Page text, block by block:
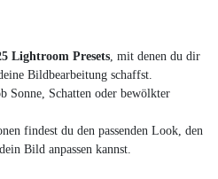
Lightroom Presets, mit denen du dir
Bildbearbeitung schaffst.
Sonne, Schatten oder bewölkter
findest du den passenden Look, den
Bild anpassen kannst.